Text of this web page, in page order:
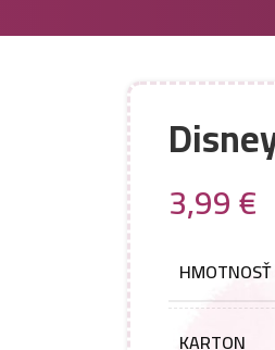
3,99€
HMOTNOSŤ
KARTON